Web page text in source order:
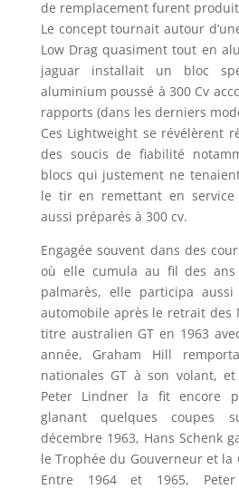
de remplacement furent
Le concept tournait autour
Low Drag quasiment tout en
jaguar installait un bloc
aluminium poussé à 300 Cv
rapports (dans les derniers
Ces Lightweight se révélèrent
des soucis de fiabilité
blocs qui justement ne
le tir en remettant en
aussi préparés à 300 cv.
Engagée souvent dans des
où elle cumula au fil des
palmarès, elle participa
automobile après le retrait des
titre australien GT en 1963
année, Graham Hill
nationales GT à son volant,
Peter Lindner la fit encore
glanant quelques coupes
décembre 1963, Hans Schenk
le Trophée du Gouverneur et la
Entre 1964 et 1965, Peter